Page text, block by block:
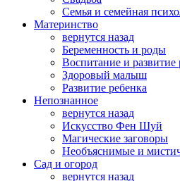
Семья и семейная
Материнство
вернутся назад
Беременность и роды
Воспитание и развитие
Здоровый малыш
Развитие ребенка
Непознанное
вернутся назад
Искусство Фен Шуй
Магические заговоры
Необъяснимые и
Сад и огород
вернутся назад